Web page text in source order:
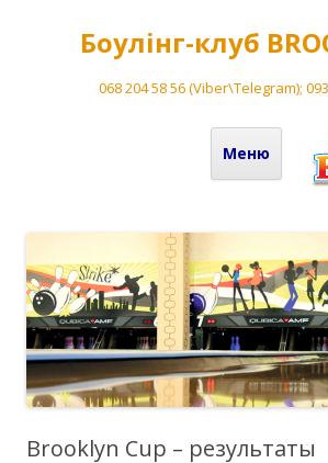
Боулінг-клуб
068 204 58 56 (Viber\Telegram);
Меню
Brooklyn Cup – результаты